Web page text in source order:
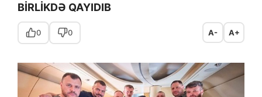
BİRLİKDƏ QAYIDIB
0 0 A- A+